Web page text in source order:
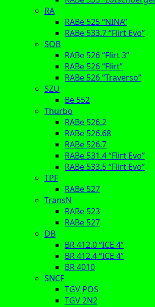
RA
RABe 525 “NINA”
RABe 533.7 “Flirt Evo”
SOB
RABe 526 “Flirt 3”
RABe 526 “Flirt”
RABe 526 “Traverso”
SZU
Be 552
Thurbo
RABe 526.2
RABe 526.68
RABe 526.7
RABe 531.4 “Flirt Evo”
RABe 533.5 “Flirt Evo”
TPF
RABe 527
TransN
RABe 523
RABe 527
DB
BR 412.0 “ICE 4”
BR 412.4 “ICE 4”
BR 4010
SNCF
TGV POS
TGV 2N2